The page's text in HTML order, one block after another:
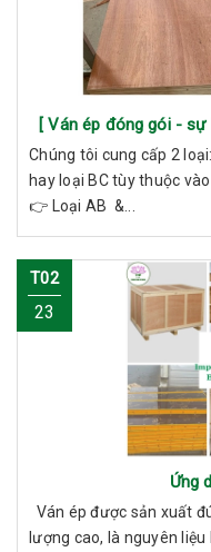
[ Ván ép đóng gói - sự
Chúng tôi cung cấp 2
hay loại BC tùy thuộc
👉 Loại AB &...
T02
23
Ứng
Ván ép được sản xuất
lượng cao, là nguyên